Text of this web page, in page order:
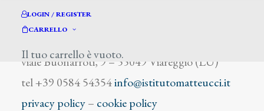
LOGIN / REGISTER
CARRELLO
Il tuo carrello è vuoto.
viale Buonarroti, 9 – 55049 Viareggio (LU)
tel +39 0584 54354info@istitutomatteucci.it
privacy policy– cookie policy